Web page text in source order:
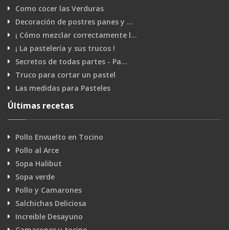
Como cocer las Verduras
Decoración de postres panes y …
¡ Cómo mezclar correctamente l…
¡ La pastelería y sus trucos !
Secretos de todas partes - Pa…
Truco para cortar un pastel
Las medidas para Pasteles
Últimas recetas
Pollo Envuelto en Tocino
Pollo al Arce
Sopa Halibut
Sopa verde
Pollo y Camarones
Salchichas Deliciosa
Increible Desayuno